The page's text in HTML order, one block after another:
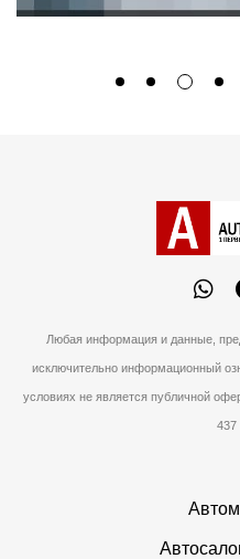
Любая информация и данные,
исключительно информационный
условиях не является публичной
437